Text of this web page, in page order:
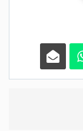
نظاماً معدِّلاً
لسنة
الجامعة،